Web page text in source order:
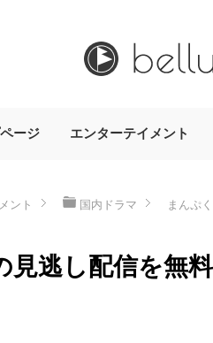
ページ エンターテイメント
ント 国内ドラマ まんぷ
逃し配信を無